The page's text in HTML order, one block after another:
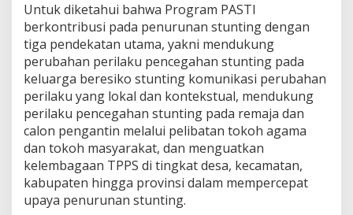
Untuk diketahui bahwa Program PASTI
berkontribusi pada penurunan stunting dengan
tiga pendekatan utama, yakni mendukung
perubahan perilaku pencegahan stunting pada
keluarga beresiko stunting komunikasi perubahan
perilaku yang lokal dan kontekstual, mendukung
perilaku pencegahan stunting pada remaja dan
calon pengantin melalui pelibatan tokoh agama
dan tokoh masyarakat, dan menguatkan
kelembagaan TPPS di tingkat desa, kecamatan,
kabupaten hingga provinsi dalam mempercepat
upaya penurunan stunting.